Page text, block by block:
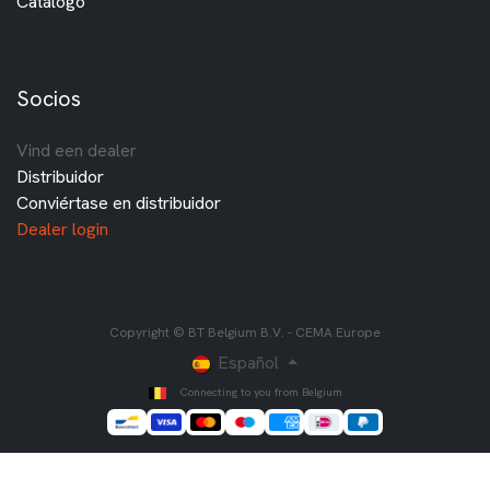
Socios
Vind een dealer
Distribuidor
Conviértase en distribuidor
Dealer login
Copyright © BT Belgium B.V. - CEMA Europe
Español
Connecting to you from Belgium